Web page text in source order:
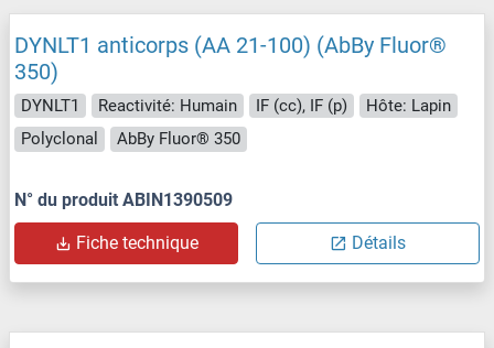
DYNLT1 anticorps (AA 21-100) (AbBy Fluor®
350)
DYNLT1 Reactivité: Humain IF (cc), IF (p)
Hôte: Lapin
Polyclonal
AbBy Fluor® 350
N° du produit ABIN1390509
Fiche technique Détails